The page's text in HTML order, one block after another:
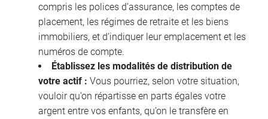
compris les polices d’assurance, les comptes de
placement, les régimes de retraite et les biens
immobiliers, et d’indiquer leur emplacement et les
numéros de compte.
Établissez les modalités de distribution de
votre actif : Vous pourriez, selon votre situation,
vouloir qu’on répartisse en parts égales votre
argent entre vos enfants, qu’on le transfère en